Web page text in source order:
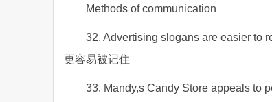
Methods of communication
32. Advertising slogans are easier to
更容易被记住
33. Mandy,s Candy Store appeals to